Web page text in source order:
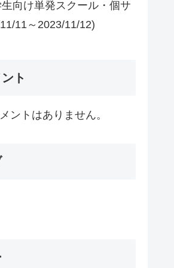
向け単発スクール・個サ
11～2023/11/12)
ト
ントはありません。